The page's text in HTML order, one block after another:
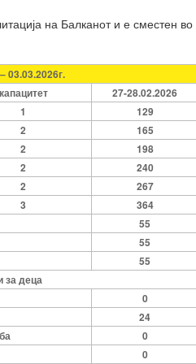
на Балканот и е сместен
03.03.2026г.
капацитет 27-28.02.2026
1 129
2 165
2 198
2 240
2 267
3 364
55
55
55
за деца
0
24
0
0